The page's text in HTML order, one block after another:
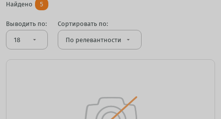
Найдено 5
Выводить по:
arrow_drop_down
Сортировать по:
arrow_drop_down